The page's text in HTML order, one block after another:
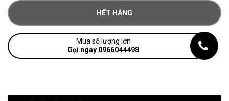
HẾT HÀNG
Mua số lượng lớn
Gọi ngay 0966044498